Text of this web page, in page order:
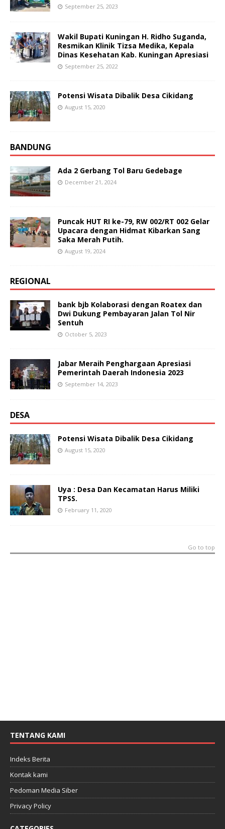
September 25, 2023
Wakil Bupati Kuningan H. Ridho Suganda,
Resmikan Klinik Tizsa Medika, Kepala
Dinas Kesehatan Kab. Kuningan Apresiasi
September 25, 2022
Potensi Wisata Dibalik Desa Cikidang
August 15, 2020
BANDUNG
Ada 2 Gerbang Tol Baru Gedebage
December 21, 2024
Puncak HUT RI ke-79, RW 002/RT 002 Gelar
Upacara dengan Hidmat Kibarkan Sang
Saka Merah Putih.
August 19, 2024
REGIONAL
bank bjb Kolaborasi dengan Roatex dan
Dwi Dukung Pembayaran Jalan Tol Nir
Sentuh
October 5, 2023
Jabar Meraih Penghargaan Apresiasi
Pemerintah Daerah Indonesia 2023
September 14, 2023
DESA
Potensi Wisata Dibalik Desa Cikidang
August 15, 2020
Uya : Desa Dan Kecamatan Harus Miliki
TPSS.
February 11, 2020
Go to top
TENTANG KAMI
Indeks Berita
Kontak kami
Pedoman Media Siber
Privacy Policy